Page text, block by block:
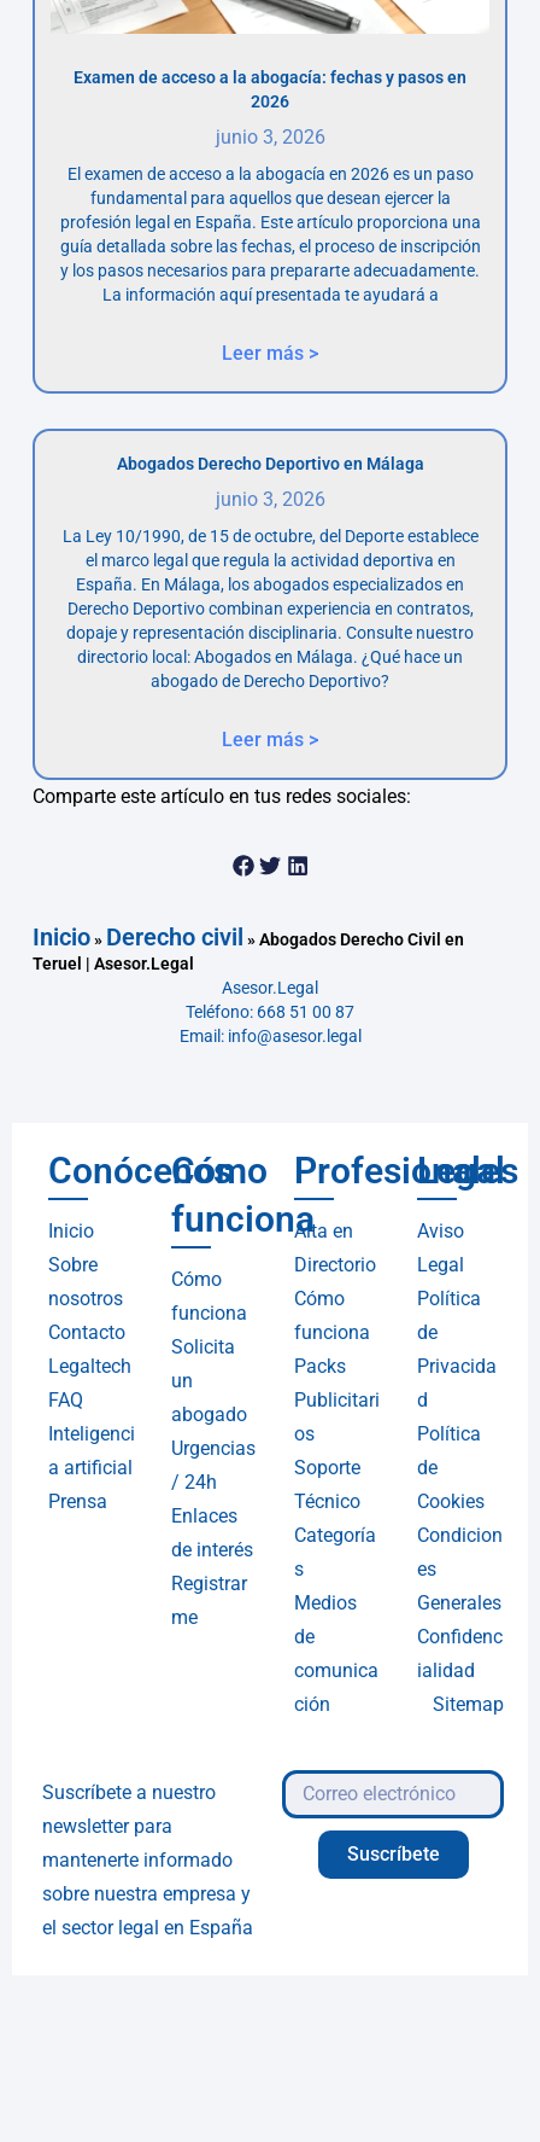
Examen de acceso a la abogacía: fechas y pasos en
2026
junio 3, 2026
El examen de acceso a la abogacía en 2026 es un paso
fundamental para aquellos que desean ejercer la
profesión legal en España. Este artículo proporciona una
guía detallada sobre las fechas, el proceso de inscripción
y los pasos necesarios para prepararte adecuadamente.
La información aquí presentada te ayudará a
Leer más >
Abogados Derecho Deportivo en Málaga
junio 3, 2026
La Ley 10/1990, de 15 de octubre, del Deporte establece
el marco legal que regula la actividad deportiva en
España. En Málaga, los abogados especializados en
Derecho Deportivo combinan experiencia en contratos,
dopaje y representación disciplinaria. Consulte nuestro
directorio local: Abogados en Málaga. ¿Qué hace un
abogado de Derecho Deportivo?
Leer más >
Comparte este artículo en tus redes sociales:
Inicio» Derecho civil »Abogados Derecho Civil en
Teruel | Asesor.Legal
Asesor.Legal
Teléfono: 668 51 00 87
Email: info@asesor.legal
Conócenos
Inicio
Sobre
nosotros
Contacto
Legaltech
FAQ
Inteligenci
a artificial
Prensa
Cómo
funciona
Cómo
funciona
Solicita
un
abogado
Urgencias
/ 24h
Enlaces
de interés
Registrar
me
Profesionales
Alta en
Directorio
Cómo
funciona
Packs
Publicitari
os
Soporte
Técnico
Categoría
s
Medios
de
comunica
ción
Legal
Aviso
Legal
Política
de
Privacida
d
Política
de
Cookies
Condicion
es
Generales
Confidenc
ialidad
Sitemap
Suscríbete a nuestro
newsletter para
mantenerte informado
sobre nuestra empresa y
el sector legal en España
Suscríbete